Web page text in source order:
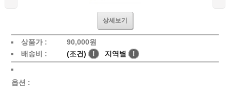
상세보기
상품가 : 90,000원
배송비 :
(조건) ! 지역별 !
옵션 :